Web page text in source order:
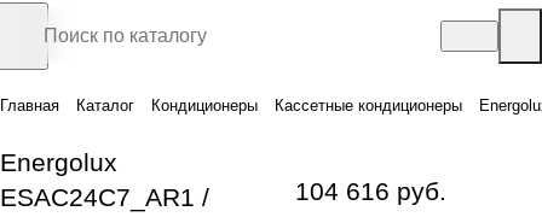
Главная Каталог Кондиционеры Кассетные кондиционеры
Energolux
ESAC24C7_AR1 /
104 616 руб.